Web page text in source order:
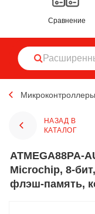
Сравнение
Микроконтроллеры
НАЗАД В
КАТАЛОГ
ATMEGA88PA-AU, микроконтроллер
Microchip, 8-
флэш-память,